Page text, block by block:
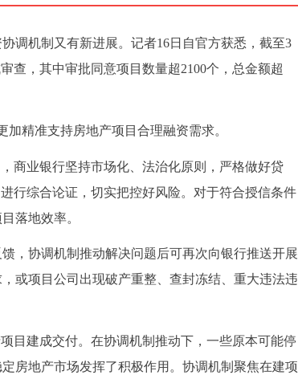
调机制又有新进展。记者16日自官方获悉，截至3
查，其中审批同意项目数量超2100个，总金额超
精准支持房地产项目合理融资需求。
商业银行坚持市场化、法治化原则，严格做好贷
行综合论证，切实把控好风险。对于符合授信条件
落地效率。
，协调机制推动解决问题后可再次向银行推送开展
或项目公司出现破产重整、查封冻结、重大违法违
目建成交付。在协调机制推动下，一些原本可能停
房地产市场发挥了积极作用。协调机制聚焦在建项